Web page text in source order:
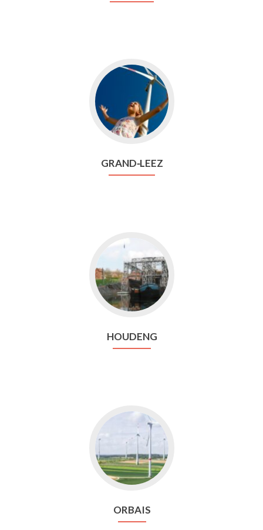
Aller
vers
Grand⁃Leez
GRAND⁃LEEZ
vers
Houdeng
HOUDENG
Aller
vers
Orbais
ORBAIS